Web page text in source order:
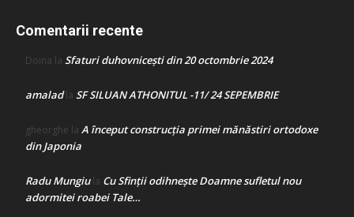
Comentarii recente
Doina la Sfaturi duhovnicești din 20 octombrie 2024
amaladla SF SILUAN ATHONITUL -11/ 24 SEPEMBRIE
gheorghe la A început construcţia primei mănăstiri ortodoxe
din Japonia
Radu Mungiula Cu Sfinții odihnește Doamne sufletul nou
adormitei roabei Tale…